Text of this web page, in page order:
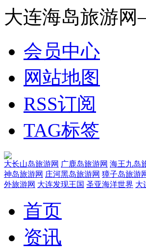
大连海岛旅游
会员中心
网站地图
RSS订阅
TAG标签
大长山岛旅游网 广鹿岛旅游网 海王九岛
神岛旅游网 庄河黑岛旅游网 獐子岛旅游
外旅游网 大连发现王国 圣亚海洋世界 大
首页
资讯